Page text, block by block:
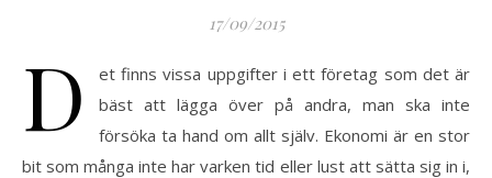
17/09/2015
D
et finns vissa uppgifter i ett företag som det är
bäst att lägga över på andra, man ska inte
försöka ta hand om allt själv. Ekonomi är en stor
bit som många inte har varken tid eller lust att sätta sig in i,